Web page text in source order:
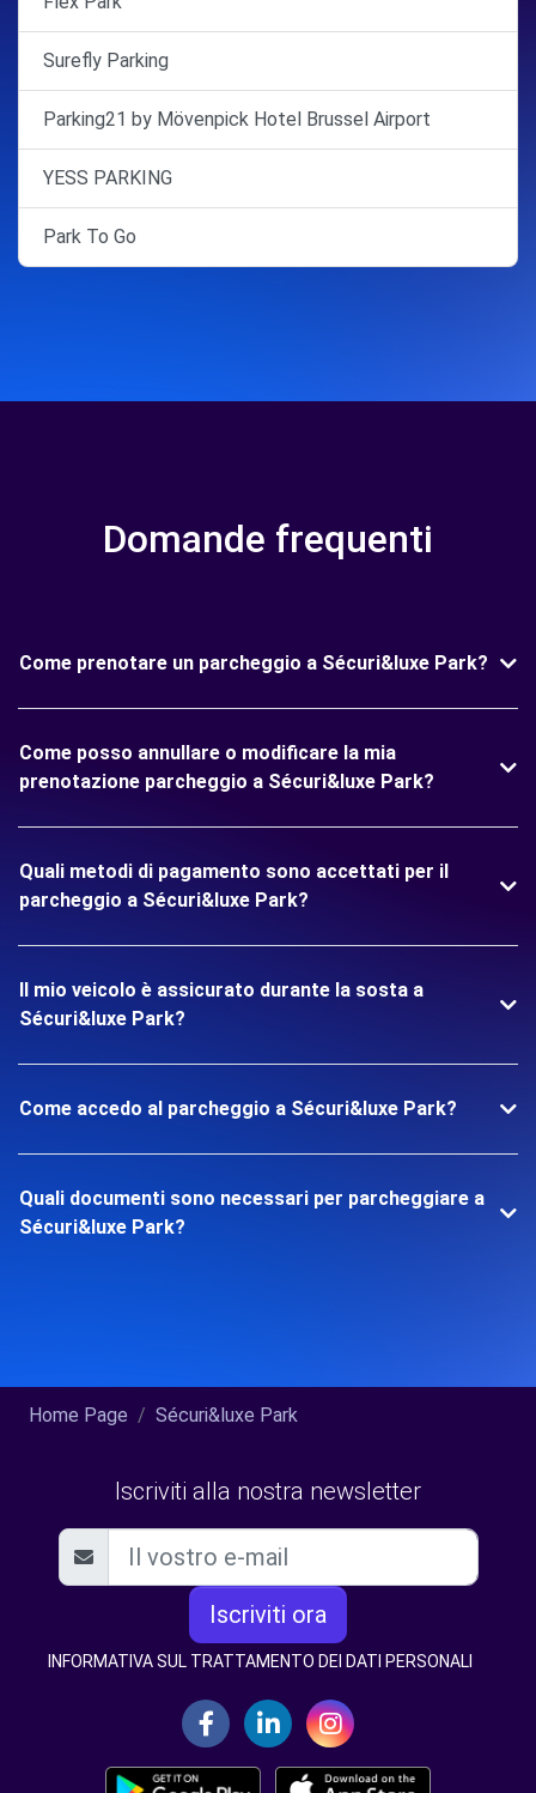
Surefly Parking
Parking21 by Mövenpick Hotel Brussel Airport
YESS PARKING
Park To Go
Domande frequenti
Come prenotare un parcheggio a Sécuri&luxe Park?
Come posso annullare o modificare la mia
prenotazione parcheggio a Sécuri&luxe Park?
Quali metodi di pagamento sono accettati per il
parcheggio a Sécuri&luxe Park?
Il mio veicolo è assicurato durante la sosta a
Sécuri&luxe Park?
Come accedo al parcheggio a Sécuri&luxe Park?
Quali documenti sono necessari per parcheggiare a
Sécuri&luxe Park?
Home Page Sécuri&luxe Park
Iscriviti alla nostra newsletter
Iscriviti ora
INFORMATIVA SUL TRATTAMENTO DEI DATI PERSONALI